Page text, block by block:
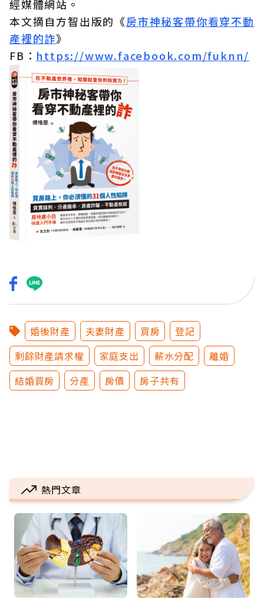
經媒體網站。
本文摘自方智出版的《房市神秘客帶你看穿不動
產裡的詐》
FB： https://www.facebook.com/fuknn/
婚後財產 夫妻財產 買房
登記
剩餘財產請求權
家庭支出 薪水分配
離婚
結婚買房
分產 房價 房子共有
熱門文章